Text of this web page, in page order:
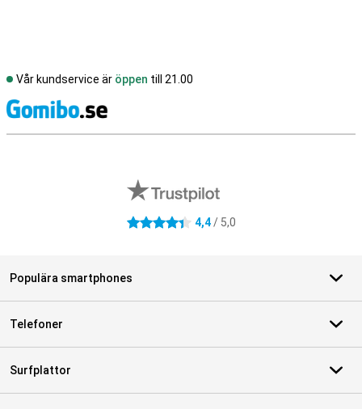
Vår kundservice är öppen till 21.00
4.4 stjärnor 4,4/ 5,0
Populära smartphones
Telefoner
Surfplattor